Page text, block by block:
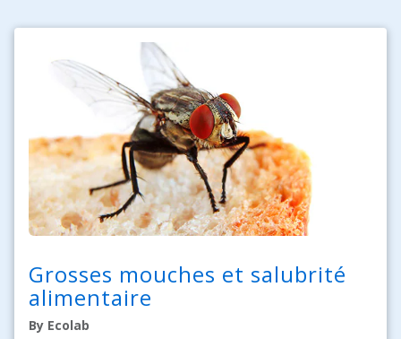
Grosses mouches et salubrité
alimentaire
By Ecolab